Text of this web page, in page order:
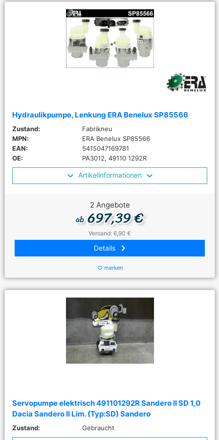
Hydraulikpumpe, Lenkung ERA Benelux SP85566
Zustand:
Fabrikneu
MPN:
ERA Benelux SP85566
EAN:
5415047169781
OE:
PA3012, 49110 1292R
Artikelinformationen
2 Angebote
ab697,39 €
Versand: 6,90 €
Details keyboard_arrow_right
favorite_border merken
Servopumpe elektrisch 491101292R Sandero II SD 1,0
Dacia Sandero II Lim. (Typ:SD) Sandero
Zustand: Gebraucht